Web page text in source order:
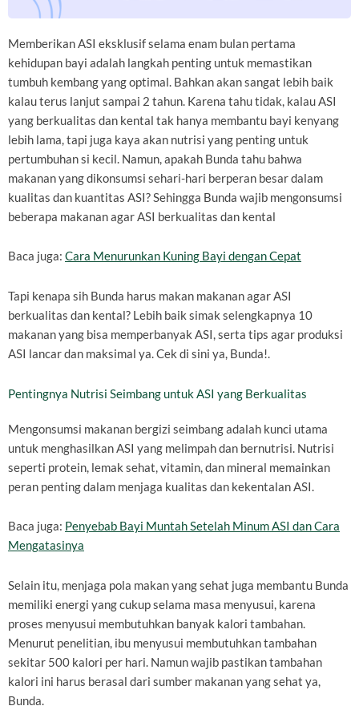
Memberikan ASI eksklusif selama enam bulan pertama
kehidupan bayi adalah langkah penting untuk memastikan
tumbuh kembang yang optimal. Bahkan akan sangat lebih baik
kalau terus lanjut sampai 2 tahun. Karena tahu tidak, kalau ASI
yang berkualitas dan kental tak hanya membantu bayi kenyang
lebih lama, tapi juga kaya akan nutrisi yang penting untuk
pertumbuhan si kecil. Namun, apakah Bunda tahu bahwa
makanan yang dikonsumsi sehari-hari berperan besar dalam
kualitas dan kuantitas ASI? Sehingga Bunda wajib mengonsumsi
beberapa makanan agar ASI berkualitas dan kental
Baca juga: Cara Menurunkan Kuning Bayi dengan Cepat
Tapi kenapa sih Bunda harus makan makanan agar ASI
berkualitas dan kental? Lebih baik simak selengkapnya 10
makanan yang bisa memperbanyak ASI, serta tips agar produksi
ASI lancar dan maksimal ya. Cek di sini ya, Bunda!.
Pentingnya Nutrisi Seimbang untuk ASI yang Berkualitas
Mengonsumsi makanan bergizi seimbang adalah kunci utama
untuk menghasilkan ASI yang melimpah dan bernutrisi. Nutrisi
seperti protein, lemak sehat, vitamin, dan mineral memainkan
peran penting dalam menjaga kualitas dan kekentalan ASI.
Baca juga: Penyebab Bayi Muntah Setelah Minum ASI dan Cara
Mengatasinya
Selain itu, menjaga pola makan yang sehat juga membantu Bunda
memiliki energi yang cukup selama masa menyusui, karena
proses menyusui membutuhkan banyak kalori tambahan.
Menurut penelitian, ibu menyusui membutuhkan tambahan
sekitar 500 kalori per hari. Namun wajib pastikan tambahan
kalori ini harus berasal dari sumber makanan yang sehat ya,
Bunda.